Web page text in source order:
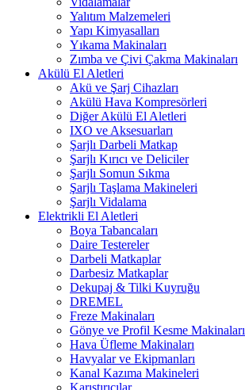
Yalıtım Malzemeleri
Yapı Kimyasalları
Yıkama Makinaları
Zımba ve Çivi Çakma Makinaları
Akülü El Aletleri
Akü ve Şarj Cihazları
Akülü Hava Kompresörleri
Diğer Akülü El Aletleri
IXO ve Aksesuarları
Şarjlı Darbeli Matkap
Şarjlı Kırıcı ve Deliciler
Şarjlı Somun Sıkma
Şarjlı Taşlama Makineleri
Şarjlı Vidalama
Elektrikli El Aletleri
Boya Tabancaları
Daire Testereler
Darbeli Matkaplar
Darbesiz Matkaplar
Dekupaj & Tilki Kuyruğu
DREMEL
Freze Makinaları
Gönye ve Profil Kesme Makinaları
Hava Üfleme Makinaları
Havyalar ve Ekipmanları
Kanal Kazıma Makineleri
Karıştırıcılar